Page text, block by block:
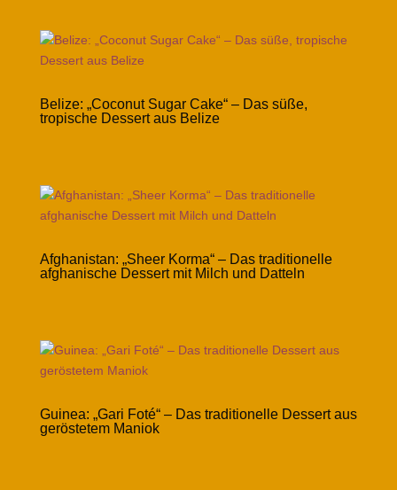
Belize: „Coconut Sugar Cake“ – Das süße,
tropische Dessert aus Belize
Afghanistan: „Sheer Korma“ – Das traditionelle
afghanische Dessert mit Milch und Datteln
Guinea: „Gari Foté“ – Das traditionelle Dessert aus
geröstetem Maniok